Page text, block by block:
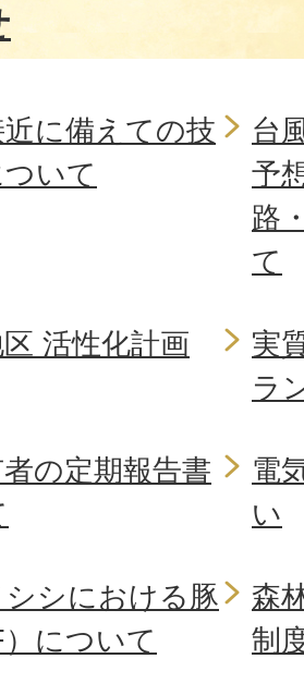
に備えての技
いて
台
予
路
て
活性化計画
実
ラ
の定期報告書
電
い
シにおける豚
について
森
制